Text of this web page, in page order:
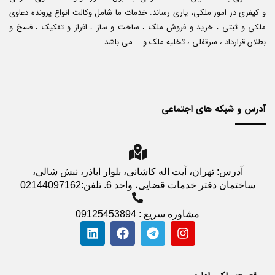
و کیفری در امور ملکی، یاری رساند. خدمات ما شامل وکالت انواع پرونده دعاوی
ملکی و ثبتی ، خرید و فروش ملک ، ساخت و ساز ، افراز و تفکیک ، فسخ و
بطلان قرارداد ، سرقفلی ، تخلیه ملک و … می باشد.
آدرس و شبکه های اجتماعی
آدرس: تهران، آیت اله کاشانی، بلوار اباذر، نبش شالی،
ساختمان دفتر خدمات قضایی، واحد 6. تلفن:02144097162
مشاوره سریع : 09125453894